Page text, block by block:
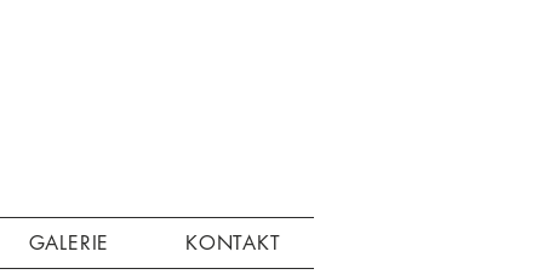
GALERIE KONTAKT